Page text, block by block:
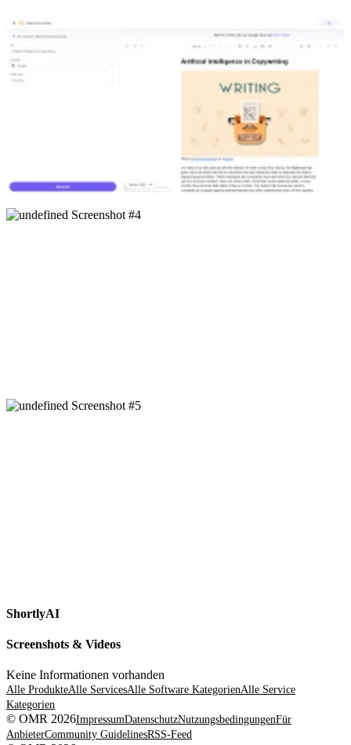
ShortlyAI
Screenshots & Videos
Keine Informationen vorhanden
Alle ProdukteAlle ServicesAlle Software KategorienAlle Service
Kategorien
© OMR 2026ImpressumDatenschutzNutzungsbedingungenFür
AnbieterCommunity GuidelinesRSS-Feed